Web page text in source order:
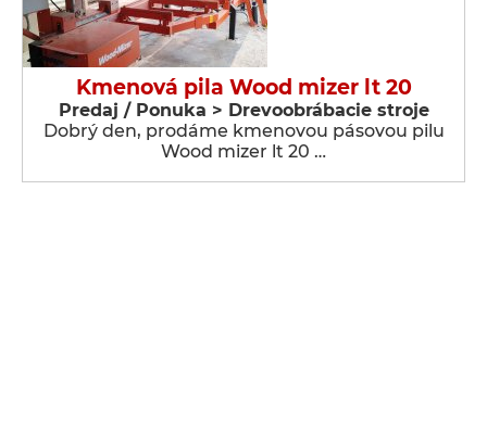
Kmenová pila Wood mizer lt 20
Predaj / Ponuka > Drevoobrábacie stroje
Dobrý den, prodáme kmenovou pásovou pilu
Wood mizer lt 20 …